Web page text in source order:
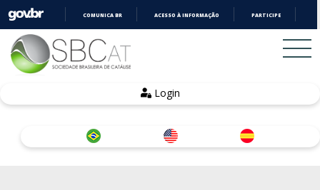
COMUNICA BR ACESSO À INFORMAÇÃO PARTICIPE
Login